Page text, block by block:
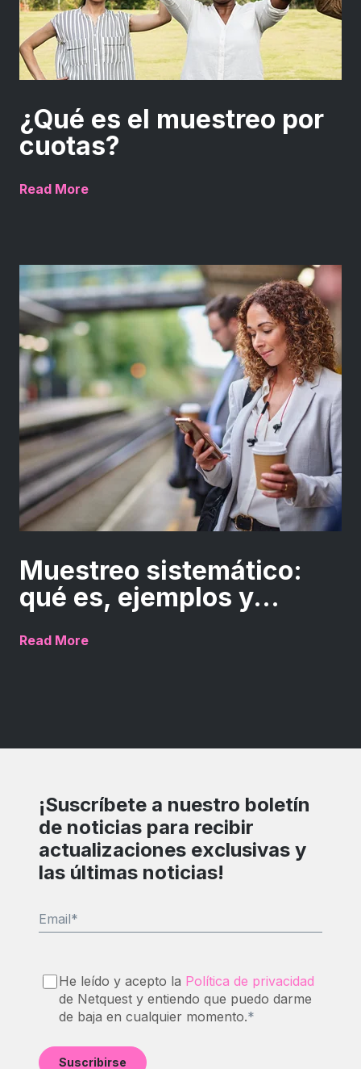
¿Qué es el muestreo por
cuotas?
Read More
Muestreo sistemático:
qué es, ejemplos y...
Read More
¡Suscríbete a nuestro boletín
de noticias para recibir
actualizaciones exclusivas y
las últimas noticias!
Email*
He leído y acepto la Política de privacidad
de Netquest y entiendo que puedo darme
de baja en cualquier momento.*